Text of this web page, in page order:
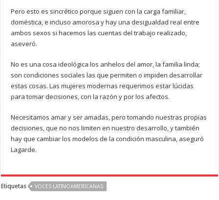
Pero esto es sincrético porque siguen con la carga familiar,
doméstica, e incluso amorosa y hay una desigualdad real entre
ambos sexos si hacemos las cuentas del trabajo realizado,
aseveró.
No es una cosa ideológica los anhelos del amor, la familia linda;
son condiciones sociales las que permiten o impiden desarrollar
estas cosas. Las mujeres modernas requerimos estar lúcidas
para tomar decisiones, con la razón y por los afectos.
Necesitamos amar y ser amadas, pero tomando nuestras propias
decisiones, que no nos limiten en nuestro desarrollo, y también
hay que cambiar los modelos de la condición masculina, aseguró
Lagarde.
Etiquetas VOCES LATINOAMERICANAS